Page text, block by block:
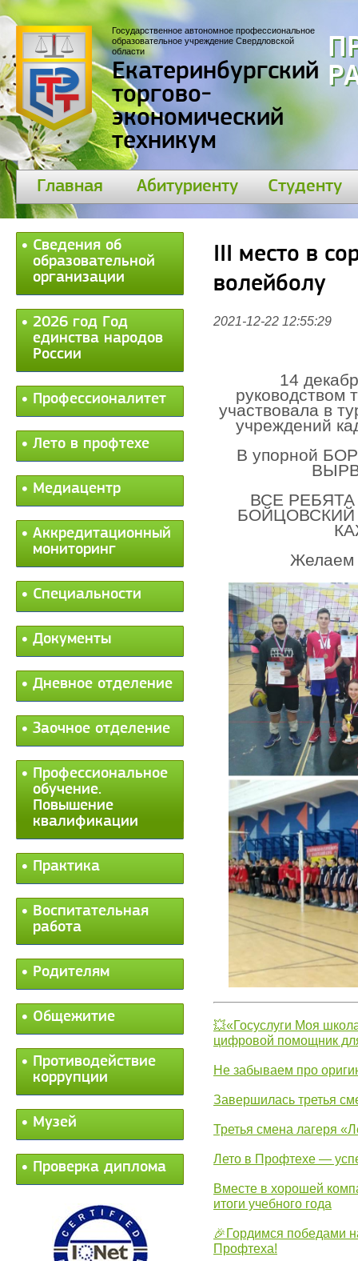
Государственное автономное профессиональное
образовательное учреждение Свердловской
области
Екатеринбургский
торгово-
экономический
техникум
Главная Абитуриенту Студенту
Сведения об
образовательной
организации
2026 год Год
единства народов
России
Профессионалитет
Лето в профтехе
Медиацентр
Аккредитационный
мониторинг
Специальности
Документы
Дневное отделение
Заочное отделение
Профессиональное
обучение.
Повышение
квалификации
Практика
Воспитательная
работа
Родителям
Общежитие
Противодействие
коррупции
Музей
Проверка диплома
III место в
волейболу
2021-12-22 12:55:29
14
руководством
участвовала в
учреждений
В упорной
ВСЕ
БОЙЦОВСКИЙ
Желаем
💥«Госуслуги Моя
цифровой помощник
Не забываем про
Завершилась третья
Третья смена лагеря
Лето в Профтехе —
Вместе в хорошей
итоги учебного года
🎉Гордимся победами
Профтеха!